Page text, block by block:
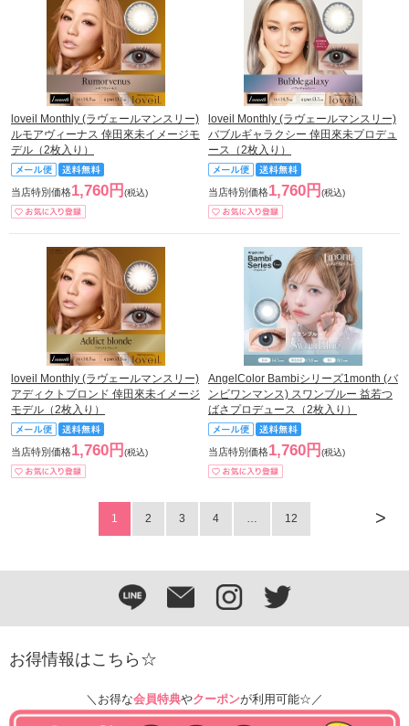
loveil Monthly (ラヴェールマンスリー)
ルモアヴィーナス 倖田來未イメージモ
デル（2枚入り）
当店特別価格1,760円 (税込)
loveil Monthly (ラヴェールマンスリー)
バブルギャラクシー 倖田來未プロデュ
ース（2枚入り）
当店特別価格1,760円 (税込)
loveil Monthly (ラヴェールマンスリー)
アディクトブロンド 倖田來未イメージ
モデル（2枚入り）
当店特別価格1,760円 (税込)
AngelColor Bambiシリーズ1month (バ
ンビワンマンス) スワンブルー 益若つ
ばさプロデュース（2枚入り）
当店特別価格1,760円 (税込)
>
1 2 3 4 … 12
お得情報はこちら☆
＼お得な会員特典やクーポンが利用可能☆／